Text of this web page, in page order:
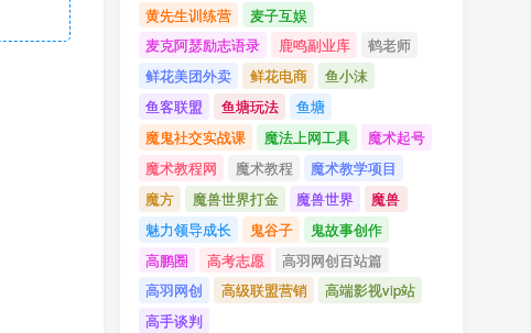
黄先生训练营
麦子互娱
麦克阿瑟励志语录
鹿鸣副业库
鹤老师
鲜花美团外卖
鲜花电商
鱼小沫
鱼客联盟
鱼塘玩法
鱼塘
魔鬼社交实战课
魔法上网工具
魔术起号
魔术教程网
魔术教程
魔术教学项目
魔方
魔兽世界打金 魔兽世界
魔兽
魅力领导成长
鬼谷子
鬼故事创作
高鹏圈
高考志愿
高羽网创百站篇
高羽网创
高级联盟营销
高端影视vip站
高手谈判